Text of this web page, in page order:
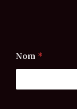
Nom *